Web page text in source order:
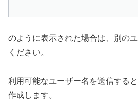
のように表示された場合は、別の
ください。
利用可能なユーザー名を送信する
作成します。